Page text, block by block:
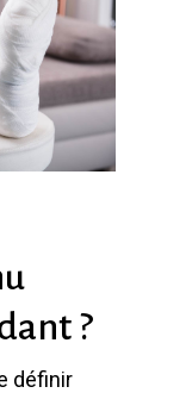
?
définir